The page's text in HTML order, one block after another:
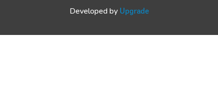
Developed by Upgrade